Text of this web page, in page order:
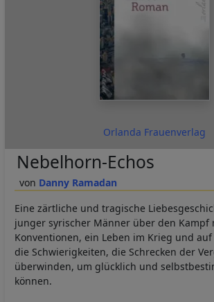
Orlanda Frauenverlag
Danny Ramadan
Nebelhorn-Echos
Eine zärtliche und tragische
junger syrischer Männer über den Kampf
Konventionen, ein Leben im Krieg und
die Schwierigkeiten, die Schrecken der
überwinden, um glücklich und
können.